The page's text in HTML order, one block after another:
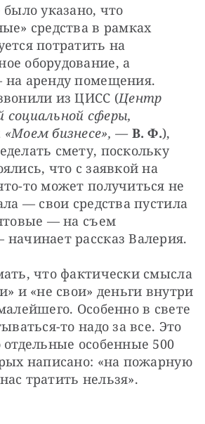
указано, что
средства в рамках
потратить на
оборудование, а
на аренду помещения.
из ЦИСС (Центр
социальной сферы,
бизнесе», — В. Ф.),
смету, поскольку
что с заявкой на
то может получиться не
— свои средства пустила
— на съем
рассказ Валерия.
что фактически смысла
и «не свои» деньги внутри
Особенно в свете
то надо за все. Это
особенные 500
написано: «на пожарную
тратить нельзя».